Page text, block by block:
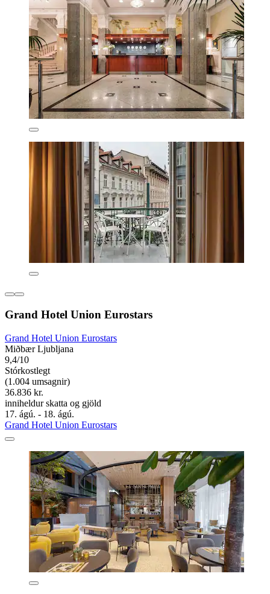
Grand Hotel Union Eurostars
Grand Hotel Union Eurostars
Miðbær Ljubljana
9,4/10
Stórkostlegt
(1.004 umsagnir)
36.836 kr.
inniheldur skatta og gjöld
17. ágú. - 18. ágú.
Grand Hotel Union Eurostars